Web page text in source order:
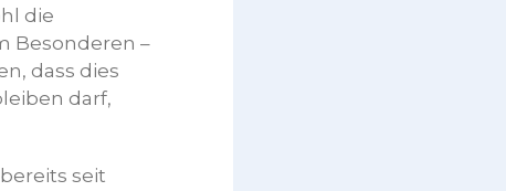
die
Besonderen –
dass dies
darf,
seit